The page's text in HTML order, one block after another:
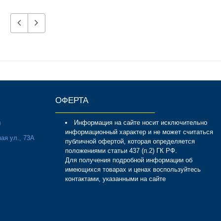
ул., 73А
ОФЕРТА
Информация на сайте носит исключительно
информационный характер и не может считаться
публичной офертой, которая определяется
положениями статьи 437 (п.2) ГК РФ.
Для получения подробной информации об
имеющихся товарах и ценах воспользуйтесь
контактами, указанными на сайте